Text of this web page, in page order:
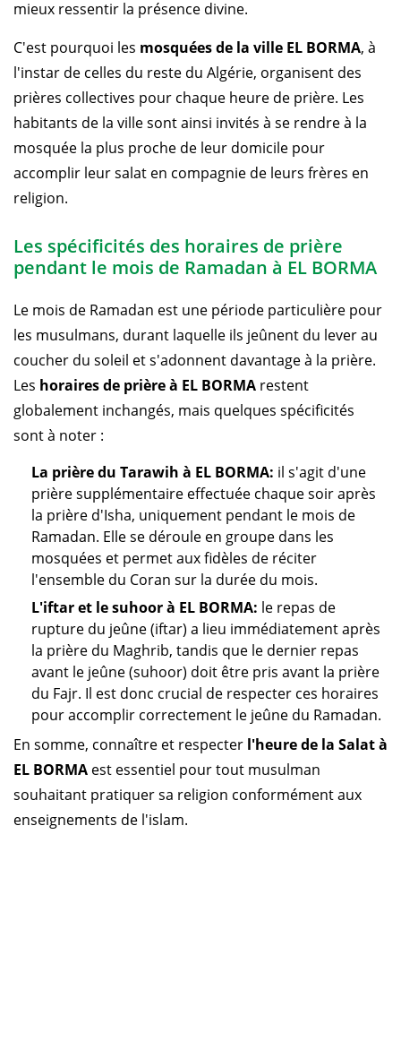
mieux ressentir la présence divine.
C'est pourquoi les mosquées de la ville EL BORMA, à
l'instar de celles du reste du Algérie, organisent des
prières collectives pour chaque heure de prière. Les
habitants de la ville sont ainsi invités à se rendre à la
mosquée la plus proche de leur domicile pour
accomplir leur salat en compagnie de leurs frères en
religion.
Les spécificités des horaires de prière
pendant le mois de Ramadan à EL BORMA
Le mois de Ramadan est une période particulière pour
les musulmans, durant laquelle ils jeûnent du lever au
coucher du soleil et s'adonnent davantage à la prière.
Les horaires de prière à EL BORMA restent
globalement inchangés, mais quelques spécificités
sont à noter :
La prière du Tarawih à EL BORMA: il s'agit d'une
prière supplémentaire effectuée chaque soir après
la prière d'Isha, uniquement pendant le mois de
Ramadan. Elle se déroule en groupe dans les
mosquées et permet aux fidèles de réciter
l'ensemble du Coran sur la durée du mois.
L'iftar et le suhoor à EL BORMA: le repas de
rupture du jeûne (iftar) a lieu immédiatement après
la prière du Maghrib, tandis que le dernier repas
avant le jeûne (suhoor) doit être pris avant la prière
du Fajr. Il est donc crucial de respecter ces horaires
pour accomplir correctement le jeûne du Ramadan.
En somme, connaître et respecter l'heure de la Salat à
EL BORMA est essentiel pour tout musulman
souhaitant pratiquer sa religion conformément aux
enseignements de l'islam.